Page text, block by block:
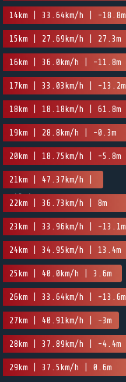
14km | 33.64km/h | -18.8m
15km | 27.69km/h | 27.3m
16km | 36.0km/h | -11.8m
17km | 33.03km/h | -13.2m
18km | 18.18km/h | 61.8m
19km | 28.8km/h | -0.3m
20km | 18.75km/h | -5.8m
21km | 47.37km/h |
-43.4m
22km | 36.73km/h | 8m
23km | 33.96km/h | -13.1m
24km | 34.95km/h | 13.4m
25km | 40.0km/h | 3.6m
26km | 33.64km/h | -13.6m
27km | 40.91km/h | -3m
28km | 37.89km/h | -4.4m
29km | 37.5km/h | 0.6m